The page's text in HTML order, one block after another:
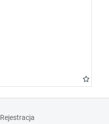
Rejestracja